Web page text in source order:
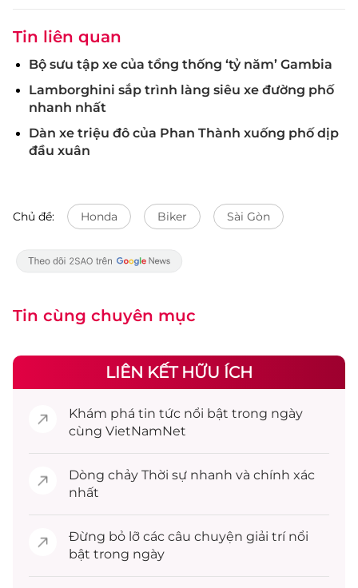
Tin liên quan
Bộ sưu tập xe của tổng thống ‘tỷ năm’ Gambia
Lamborghini sắp trình làng siêu xe đường phố
nhanh nhất
Dàn xe triệu đô của Phan Thành xuống phố dịp
đầu xuân
Chủ đề: Honda Biker Sài Gòn
Tin cùng chuyên mục
LIÊN KẾT HỮU ÍCH
Khám phá tin tức nổi bật trong ngày
cùng VietNamNet
Dòng chảy Thời sự nhanh và chính xác
nhất
Đừng bỏ lỡ các câu chuyện giải trínổi
bật trong ngày